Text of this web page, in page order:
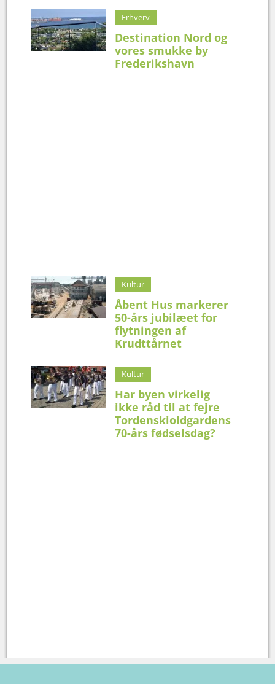
Erhverv
Destination Nord og
vores smukke by
Frederikshavn
Kultur
Åbent Hus markerer
50-års jubilæet for
flytningen af
Krudttårnet
Kultur
Har byen virkelig
ikke råd til at fejre
Tordenskioldgardens
70-års fødselsdag?